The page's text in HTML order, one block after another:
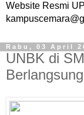
Website Resmi
Rabu, 03 April
UNBK di